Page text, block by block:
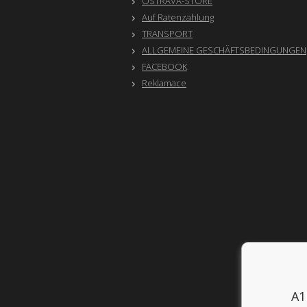
Auf Ratenzahlung
TRANSPORT
ALLGEMEINE GESCHÄFTSBEDINGUNGEN
FACEBOOK
Reklamace